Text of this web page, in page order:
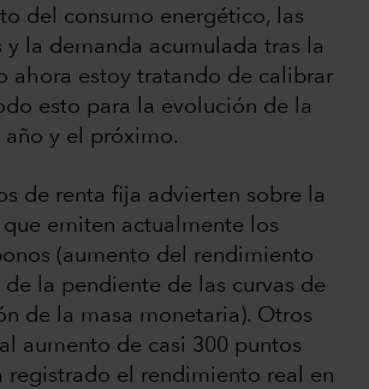
del consumo energético, las
y la demanda acumulada tras la
ahora estoy tratando de calibrar
esto para la evolución de la
año y el próximo.
de renta fija advierten sobre la
emiten actualmente los
(aumento del rendimiento
la pendiente de las curvas de
de la masa monetaria). Otros
aumento de casi 300 puntos
registrado el rendimiento real en